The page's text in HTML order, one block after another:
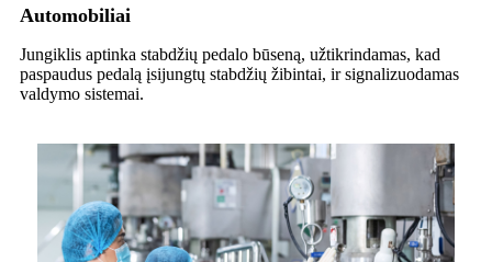
Automobiliai
Jungiklis aptinka stabdžių pedalo būseną, užtikrindamas, kad
paspaudus pedalą įsijungtų stabdžių žibintai, ir signalizuodamas
valdymo sistemai.